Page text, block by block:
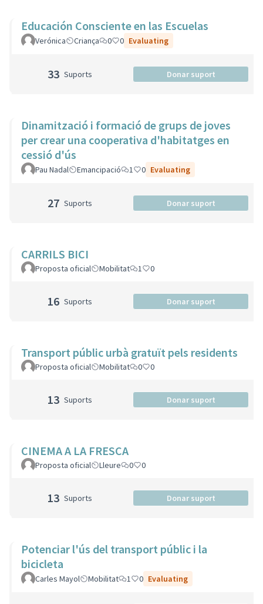
Educación Consciente en las Escuelas
Verónica Criança 0 0 Evaluating
33 Suports Donar suport
Dinamització i formació de grups de joves
per crear una cooperativa d'habitatges en
cessió d'ús
Pau Nadal Emancipació 1 0 Evaluating
27 Suports Donar suport
CARRILS BICI
Proposta oficial Mobilitat 1 0
16 Suports Donar suport
Transport públic urbà gratuït pels residents
Proposta oficial Mobilitat 0 0
13 Suports Donar suport
CINEMA A LA FRESCA
Proposta oficial Lleure 0 0
13 Suports Donar suport
Potenciar l'ús del transport públic i la
bicicleta
Carles Mayol Mobilitat 1 0 Evaluating